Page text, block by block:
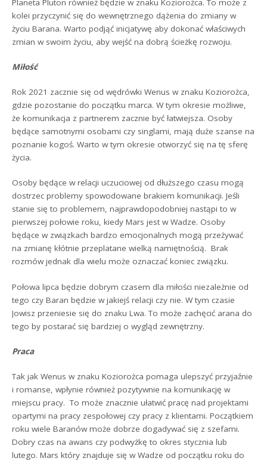
kolei przyczynić się do wewnętrznego dążenia do zmiany w
życiu Barana. Warto podjąć inicjatywę aby dokonać właściwych
zmian w swoim życiu, aby wejść na dobrą ścieżkę rozwoju.
Miłość
Rok 2021 zacznie się od wędrówki Wenus w znaku Koziorożca,
gdzie pozostanie do początku marca. W tym okresie możliwe,
że komunikacja z partnerem zacznie być łatwiejsza. Osoby
będące samotnymi osobami czy singlami, mają duże szanse na
poznanie kogoś. Warto w tym okresie otworzyć się na tę sferę
życia.
Osoby będące w relacji uczuciowej od dłuższego czasu mogą
dostrzec problemy spowodowane brakiem komunikacji. Jeśli
stanie się to problemem, najprawdopodobniej nastąpi to w
pierwszej połowie roku, kiedy Mars jest w Wadze. Osoby
będące w związkach bardzo emocjonalnych mogą przeżywać
na zmianę kłótnie przeplatane wielką namiętnością. Brak
rozmów jednak dla wielu może oznaczać koniec związku.
Połowa lipca będzie dobrym czasem dla miłości niezależnie od
tego czy Baran będzie w jakiejś relacji czy nie. W tym czasie
Jowisz przeniesie się do znaku Lwa. To może zachęcić arana do
tego by postarać się bardziej o wygląd zewnętrzny.
Praca
Tak jak Wenus w znaku Koziorożca pomaga ulepszyć przyjaźnie
i romanse, wpłynie również pozytywnie na komunikację w
miejscu pracy. To może znacznie ułatwić pracę nad projektami
opartymi na pracy zespołowej czy pracy z klientami. Początkiem
roku wiele Baranów może dobrze dogadywać się z szefami.
Dobry czas na awans czy podwyżkę to okres stycznia lub
lutego. Mars który znajduje się w Wadze od początku roku do